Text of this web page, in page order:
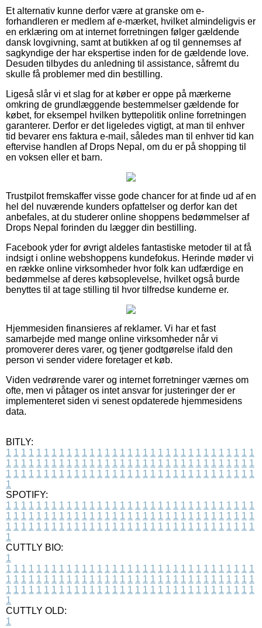
Et alternativ kunne derfor være at granske om e-
forhandleren er medlem af e-mærket, hvilket almindeligvis er
en erklæring om at internet forretningen følger gældende
dansk lovgivning, samt at butikken af og til gennemses af
sagkyndige der har ekspertise inden for de gældende love.
Desuden tilbydes du anledning til assistance, såfremt du
skulle få problemer med din bestilling.
Ligeså slår vi et slag for at køber er oppe på mærkerne
omkring de grundlæggende bestemmelser gældende for
købet, for eksempel hvilken byttepolitik online forretningen
garanterer. Derfor er det ligeledes vigtigt, at man til enhver
tid bevarer ens faktura e-mail, således man til enhver tid kan
eftervise handlen af Drops Nepal, om du er på shopping til
en voksen eller et barn.
Trustpilot fremskaffer visse gode chancer for at finde ud af en
hel del nuværende kunders opfattelser og derfor kan det
anbefales, at du studerer online shoppens bedømmelser af
Drops Nepal forinden du lægger din bestilling.
Facebook yder for øvrigt aldeles fantastiske metoder til at få
indsigt i online webshoppens kundefokus. Herinde møder vi
en række online virksomheder hvor folk kan udfærdige en
bedømmelse af deres købsoplevelse, hvilket også burde
benyttes til at tage stilling til hvor tilfredse kunderne er.
Hjemmesiden finansieres af reklamer. Vi har et fast
samarbejde med mange online virksomheder når vi
promoverer deres varer, og tjener godtgørelse ifald den
person vi sender videre foretager et køb.
Viden vedrørende varer og internet forretninger værnes om
ofte, men vi påtager os intet ansvar for justeringer der er
implementeret siden vi senest opdaterede hjemmesidens
data.
BITLY:
1 1 1 1 1 1 1 1 1 1 1 1 1 1 1 1 1 1 1 1 1 1 1 1 1 1 1 1 1 1 1 1 1
1 1 1 1 1 1 1 1 1 1 1 1 1 1 1 1 1 1 1 1 1 1 1 1 1 1 1 1 1 1 1 1 1
1 1 1 1 1 1 1 1 1 1 1 1 1 1 1 1 1 1 1 1 1 1 1 1 1 1 1 1 1 1 1 1 1
1
SPOTIFY:
1 1 1 1 1 1 1 1 1 1 1 1 1 1 1 1 1 1 1 1 1 1 1 1 1 1 1 1 1 1 1 1 1
1 1 1 1 1 1 1 1 1 1 1 1 1 1 1 1 1 1 1 1 1 1 1 1 1 1 1 1 1 1 1 1 1
1 1 1 1 1 1 1 1 1 1 1 1 1 1 1 1 1 1 1 1 1 1 1 1 1 1 1 1 1 1 1 1 1
1
CUTTLY BIO:
1
1 1 1 1 1 1 1 1 1 1 1 1 1 1 1 1 1 1 1 1 1 1 1 1 1 1 1 1 1 1 1 1 1
1 1 1 1 1 1 1 1 1 1 1 1 1 1 1 1 1 1 1 1 1 1 1 1 1 1 1 1 1 1 1 1 1
1 1 1 1 1 1 1 1 1 1 1 1 1 1 1 1 1 1 1 1 1 1 1 1 1 1 1 1 1 1 1 1 1
1
CUTTLY OLD:
1